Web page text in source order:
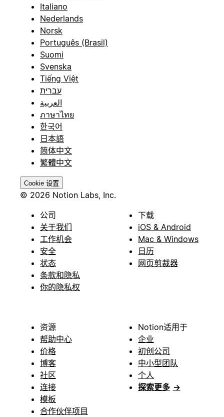
Italiano
Nederlands
Norsk
Português (Brasil)
Suomi
Svenska
Tiếng Việt
עברית
العربية
ภาษาไทย
한국어
日本語
简体中文
繁體中文
Cookie 设置
© 2026 Notion Labs, Inc.
公司
关于我们
工作机会
安全
状态
条款和隐私
你的隐私权
下载
iOS & Android
Mac & Windows
日历
网页剪裁器
资源
帮助中心
价格
博客
社区
连接
模板
合作伙伴项目
Notion适用于
企业
初创公司
中小型团队
个人
探索更多 →